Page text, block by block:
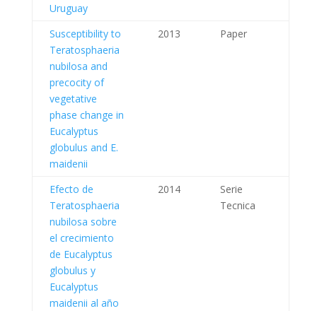
Uruguay
Susceptibility to
Teratosphaeria
nubilosa and
precocity of
vegetative
phase change in
Eucalyptus
globulus and E.
maidenii
2013 Paper
Efecto de
Teratosphaeria
nubilosa sobre
el crecimiento
de Eucalyptus
globulus y
Eucalyptus
maidenii al año
2014
Serie
Tecnica